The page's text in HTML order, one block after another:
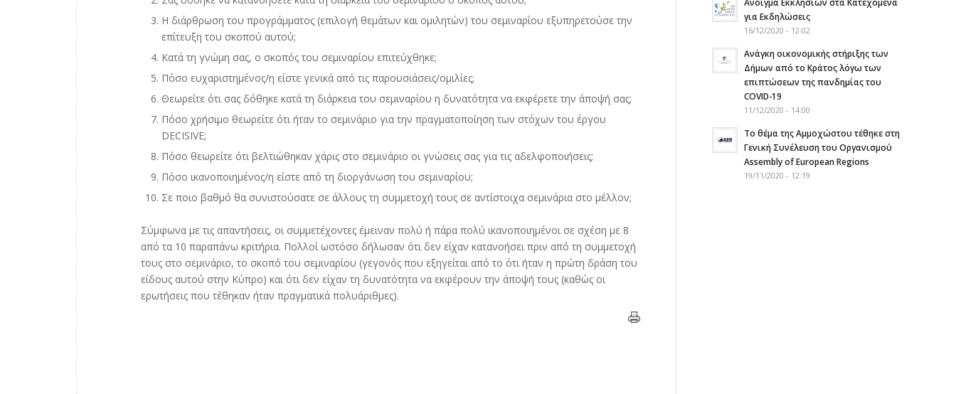
Η διάρθρωση του προγράμματος (επιλογή θεμάτων και ομιλητών) του σεμιναρίου εξυπηρετούσε την
επίτευξη του σκοπού αυτού;
Κατά τη γνώμη σας, ο σκοπός του σεμιναρίου επιτεύχθηκε;
Πόσο ευχαριστημένος/η είστε γενικά από τις παρουσιάσεις/ομιλίες;
Θεωρείτε ότι σας δόθηκε κατά τη διάρκεια του σεμιναρίου η δυνατότητα να εκφέρετε την άποψή σας;
Πόσο χρήσιμο θεωρείτε ότι ήταν το σεμινάριο για την πραγματοποίηση των στόχων του έργου
DECISIVE;
Πόσο θεωρείτε ότι βελτιώθηκαν χάρις στο σεμινάριο οι γνώσεις σας για τις αδελφοποιήσεις;
Πόσο ικανοποιημένος/η είστε από τη διοργάνωση του σεμιναρίου;
Σε ποιο βαθμό θα συνιστούσατε σε άλλους τη συμμετοχή τους σε αντίστοιχα σεμινάρια στο μέλλον;
Σύμφωνα με τις απαντήσεις, οι συμμετέχοντες έμειναν πολύ ή πάρα πολύ ικανοποιημένοι σε σχέση με 8
από τα 10 παραπάνω κριτήρια. Πολλοί ωστόσο δήλωσαν ότι δεν είχαν κατανοήσει πριν από τη συμμετοχή
τους στο σεμινάριο, το σκοπό του σεμιναρίου (γεγονός που εξηγείται από το ότι ήταν η πρώτη δράση του
είδους αυτού στην Κύπρο) και ότι δεν είχαν τη δυνατότητα να εκφέρουν την άποψή τους (καθώς οι
ερωτήσεις που τέθηκαν ήταν πραγματικά πολυάριθμες).
για Εκδηλώσεις
16/12/2020 - 12:02
Ανάγκη οικονομικής στήριξης των
Δήμων από το Κράτος λόγω των
επιπτώσεων της πανδημίας του
COVID-19
11/12/2020 - 14:00
Το θέμα της Αμμοχώστου τέθηκε στη
Γενική Συνέλευση του Οργανισμού
Assembly of European Regions
19/11/2020 - 12:19